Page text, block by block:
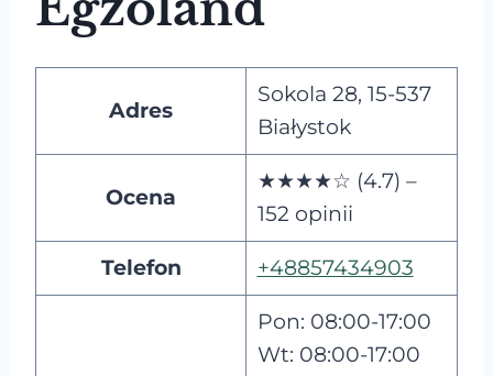
Adres
Sokola 28, 15-537
Białystok
Ocena
★★★★☆ (4.7) –
152 opinii
Telefon +48857434903
Pon: 08:00-17:00
Wt: 08:00-17:00